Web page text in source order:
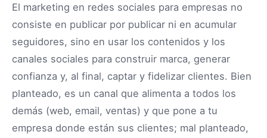
El marketing en redes sociales para empresas no
consiste en publicar por publicar ni en acumular
seguidores, sino en usar los contenidos y los
canales sociales para construir marca, generar
confianza y, al final, captar y fidelizar clientes. Bien
planteado, es un canal que alimenta a todos los
demás (web, email, ventas) y que pone a tu
empresa donde están sus clientes; mal planteado,